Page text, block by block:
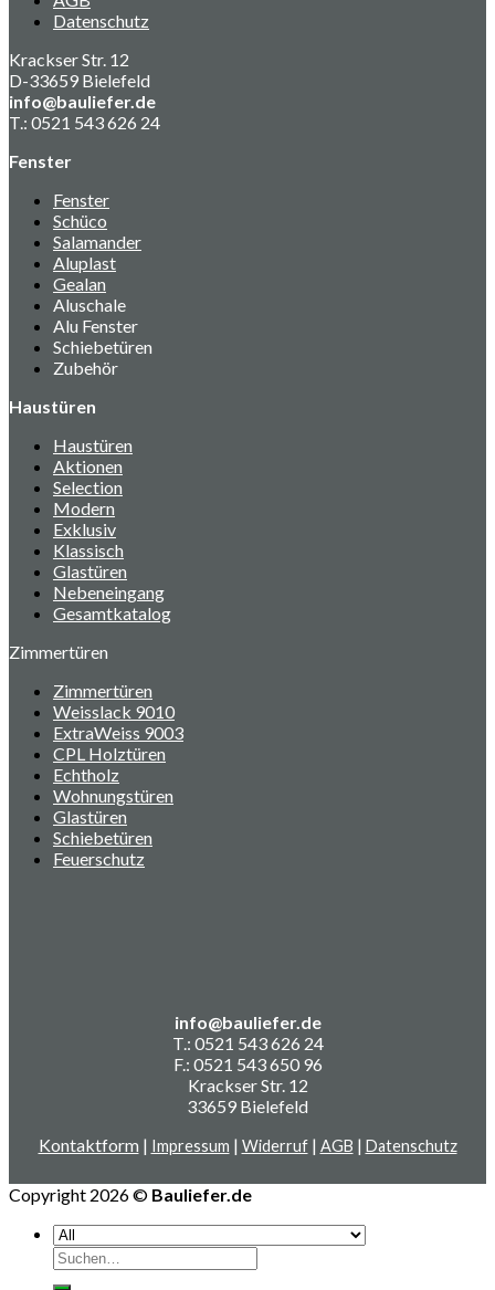
Datenschutz
Krackser Str. 12
D-33659 Bielefeld
info@bauliefer.de
T.: 0521 543 626 24
Fenster
Fenster
Schüco
Salamander
Aluplast
Gealan
Aluschale
Alu Fenster
Schiebetüren
Zubehör
Haustüren
Haustüren
Aktionen
Selection
Modern
Exklusiv
Klassisch
Glastüren
Nebeneingang
Gesamtkatalog
Zimmertüren
Zimmertüren
Weisslack 9010
ExtraWeiss 9003
CPL Holztüren
Echtholz
Wohnungstüren
Glastüren
Schiebetüren
Feuerschutz
info@bauliefer.de
T.: 0521 543 626 24
F.: 0521 543 650 96
Krackser Str. 12
33659 Bielefeld
Kontaktform | Impressum | Widerruf| AGB | Datenschutz
Copyright 2026 © Bauliefer.de
Suchen
nach: